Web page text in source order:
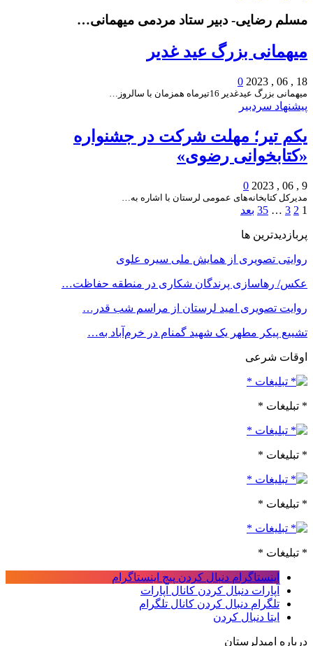
مسلم رضایی- دبیر ستاد مردمی میهمانی…
میهمانی بزرگ عید غدیر
18 , 06 , 2023
0
میهمانی بزرگ عیدغدیر 16تیرماه همزمان با سالروز…
پیشنهاد سردبیر
یکم تیر؛ مهلت شرکت در جشنواره
«کتابخوانی رضوی»
9 , 06 , 2023
0
مدیرکل کتابخانه‌های عمومی لرستان با اشاره به…
1
2
3
…
35 بعد
پربازدیدترین ها
روایتی تصویری از همایش ملی سیره علوی
عکس/ رهاسازی پرندگان شکاری در منطقه حفاظت…
روایت تصویری امید لرستان از مراسم شب قدر…
تشییع پیکر مطهر یک شهید گمنام در خرم‌آباد به…
اوقات شرعی
* تبلیغات *
* تبلیغات *
* تبلیغات *
* تبلیغات *
اینستاگرام دنبال کردن پیج اینستاگرام
آپارات دنبال کردن کانال آپارات
تلگرام دنبال کردن کانال تلگرام
ایتا دنبال کردن
درباره امیدلرستان